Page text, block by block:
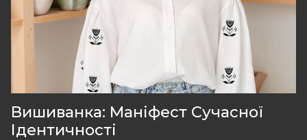
Вишиванка: Маніфест Сучасної
Ідентичності